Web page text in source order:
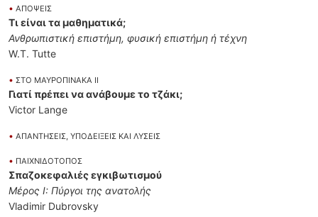
• ΑΠΟΨΕΙΣ
Τι είναι τα μαθηματικά;
Ανθρωπιστική επιστήμη, φυσική επιστήμη ή τέχνη
W.T. Tutte
• ΣΤΟ ΜΑΥΡΟΠΙΝΑΚΑ ΙΙ
Γιατί πρέπει να ανάβουμε το τζάκι;
Victor Lange
• ΑΠΑΝΤΗΣΕΙΣ, ΥΠΟΔΕΙΞΕΙΣ ΚΑΙ ΛΥΣΕΙΣ
• ΠΑΙΧΝΙΔΟΤΟΠΟΣ
Σπαζοκεφαλιές εγκιβωτισμού
Μέρος Ι: Πύργοι της ανατολής
Vladimir Dubrovsky